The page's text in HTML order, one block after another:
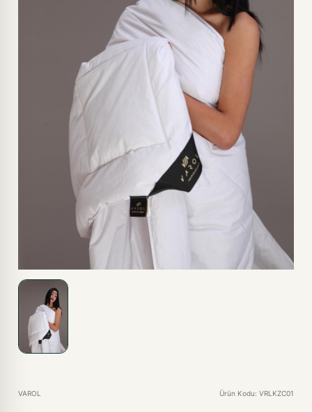
VAROL Ürün Kodu: VRLKZC01